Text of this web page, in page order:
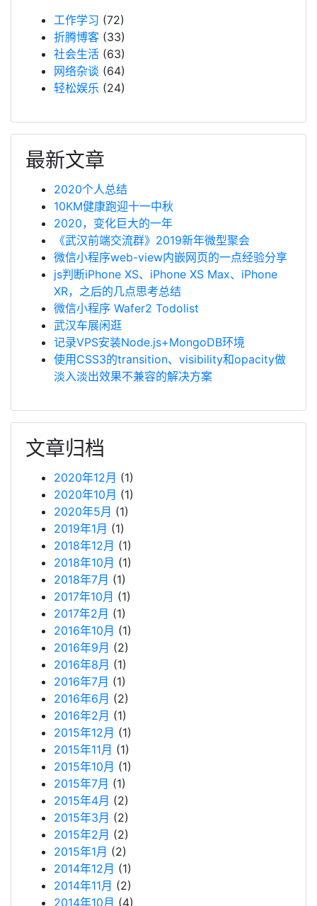
工作学习 (72)
折腾博客 (33)
社会生活 (63)
网络杂谈 (64)
轻松娱乐 (24)
最新文章
2020个人总结
10KM健康跑迎十一中秋
2020，变化巨大的一年
《武汉前端交流群》2019新年微型聚会
微信小程序web-view内嵌网页的一点经验分享
js判断iPhone XS、iPhone XS Max、iPhone
XR，之后的几点思考总结
微信小程序 Wafer2 Todolist
武汉车展闲逛
记录VPS安装Node.js+MongoDB环境
使用CSS3的transition、visibility和opacity做
淡入淡出效果不兼容的解决方案
文章归档
2020年12月 (1)
2020年10月 (1)
2020年5月 (1)
2019年1月 (1)
2018年12月 (1)
2018年10月 (1)
2018年7月 (1)
2017年10月 (1)
2017年2月 (1)
2016年10月 (1)
2016年9月 (2)
2016年8月 (1)
2016年7月 (1)
2016年6月 (2)
2016年2月 (1)
2015年12月 (1)
2015年11月 (1)
2015年10月 (1)
2015年7月 (1)
2015年4月 (2)
2015年3月 (2)
2015年2月 (2)
2015年1月 (2)
2014年12月 (1)
2014年11月 (2)
2014年10月 (4)